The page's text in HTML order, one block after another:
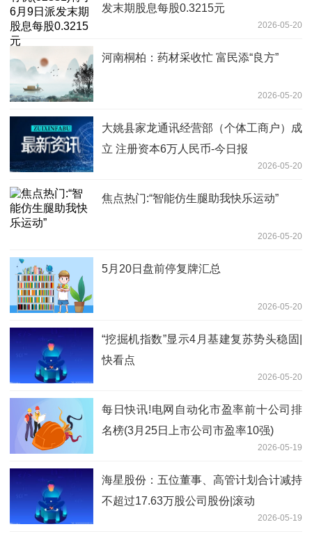
发末期股息每股0.3215元
2026-05-20
河南桐柏：药材采收忙 富民添“良方”
2026-05-20
大姚县家龙通讯经营部（个体工商户）成
立 注册资本6万人民币-今日报
2026-05-20
焦点热门:“智能仿生腿助我快乐运动”
2026-05-20
5月20日盘前停复牌汇总
2026-05-20
“挖掘机指数”显示4月基建复苏势头稳固|
快看点
2026-05-20
每日快讯!电网自动化市盈率前十公司排
名榜(3月25日上市公司市盈率10强)
2026-05-19
海星股份：五位董事、高管计划合计减持
不超过17.63万股公司股份|滚动
2026-05-19